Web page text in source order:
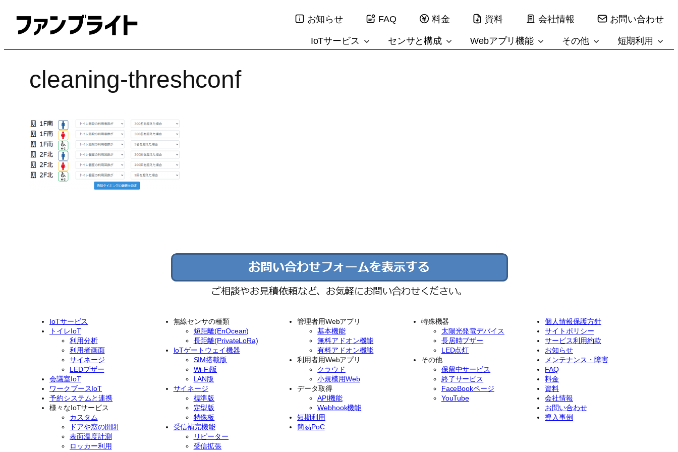
ス
お知らせ FAQ 料金 資料 会社情報 お問い合わせ
IoTサービス センサと構成 Webアプリ機能 その他 短期利用
cleaning-threshconf
IoTサービス
トイレIoT
利用分析
利用者画面
サイネージ
LEDブザー
会議室IoT
ワークブースIoT
予約システムと連携
様々なIoTサービス
カスタム
ドアや窓の開閉
表面温度計測
ロッカー利用
無線センサの種類
短距離(EnOcean)
長距離(PrivateLoRa)
IoTゲートウェイ機器
SIM搭載版
Wi-Fi版
LAN版
サイネージ
標準版
定型版
特殊板
受信補完機能
リピーター
受信拡張
管理者用Webアプリ
基本機能
無料アドオン機能
有料アドオン機能
利用者用Webアプリ
クラウド
小規模用Web
データ取得
API機能
Webhook機能
短期利用
簡易PoC
特殊機器
太陽光発電デバイス
長居時ブザー
LED点灯
その他
保留中サービス
終了サービス
FaceBookページ
YouTube
個人情報保護方針
サイトポリシー
サービス利用約款
お知らせ
メンテナンス・障害
FAQ
料金
資料
会社情報
お問い合わせ
導入事例